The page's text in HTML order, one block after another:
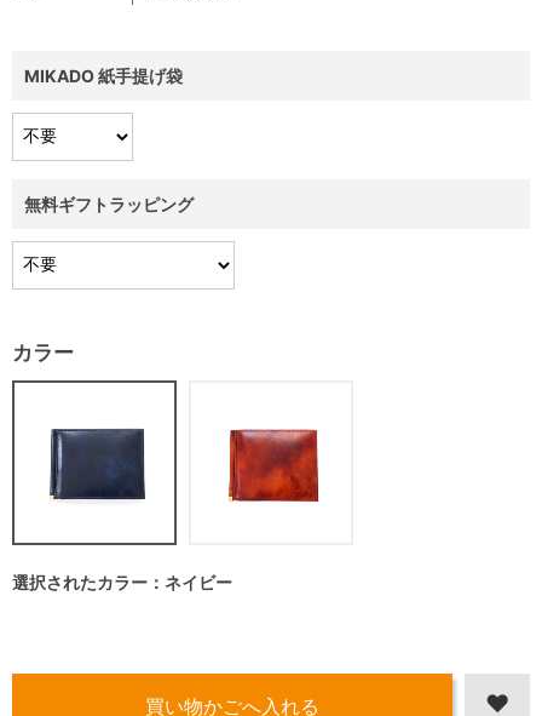
MIKADO 紙手提げ袋
無料ギフトラッピング
カラー
選択されたカラー：ネイビー